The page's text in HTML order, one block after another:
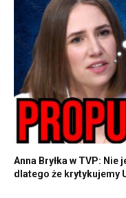
Anna Bryłka w TVP: Nie
dlatego że krytykujemy